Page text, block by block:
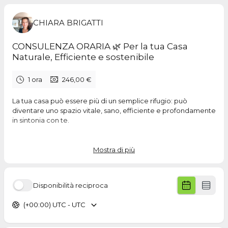
CHIARA BRIGATTI
CONSULENZA ORARIA 🌿 Per la tua Casa
Naturale, Efficiente e sostenibile
1 ora 246,00 €
La tua casa può essere più di un semplice rifugio: può
diventare uno spazio vitale, sano, efficiente e profondamente
in sintonia con te.
, un progetto o un’idea per aiutarti a scegliere
🌿Durante la consulenza potrai:
– Ricevere consigli su come rendere più sostenibile un
progetto esistente (o impostarlo da zero)
Mostra di più
Disponibilità reciproca
(+00:00) UTC - UTC